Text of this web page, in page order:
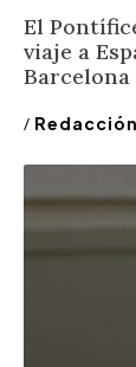
El
viaje a
Barcelona
/ Redacción